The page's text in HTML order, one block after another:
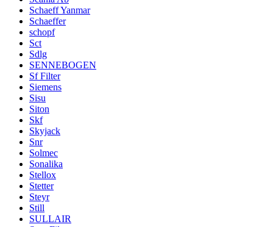
Schaeff Yanmar
Schaeffer
schopf
Sct
Sdlg
SENNEBOGEN
Sf Filter
Siemens
Sisu
Siton
Skf
Skyjack
Snr
Solmec
Sonalika
Stellox
Stetter
Steyr
Still
SULLAIR